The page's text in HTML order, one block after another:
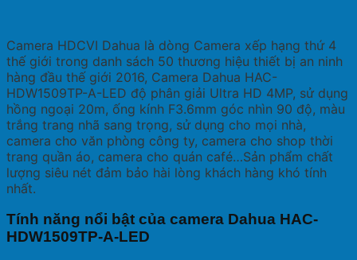
Camera HDCVI Dahua là dòng Camera xếp hạng thứ 4
thế giới trong danh sách 50 thương hiệu thiết bị an ninh
hàng đầu thế giới 2016, Camera Dahua HAC-
HDW1509TP-A-LED độ phân giải Ultra HD 4MP, sử dụng
hồng ngoại 20m, ống kính F3.6mm góc nhìn 90 độ, màu
trắng trang nhã sang trọng, sử dụng cho mọi nhà,
camera cho văn phòng công ty, camera cho shop thời
trang quần áo, camera cho quán café…Sản phẩm chất
lượng siêu nét đảm bảo hài lòng khách hàng khó tính
nhất.
Tính năng nổi bật của camera Dahua HAC-
HDW1509TP-A-LED